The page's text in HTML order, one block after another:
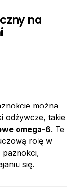
na
można
odżywcze, takie
omega-6. Te
rolę w
paznokci,
się.